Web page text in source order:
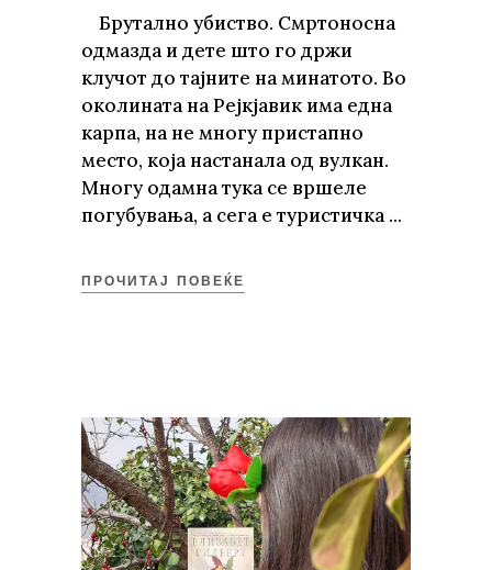
Брутално убиство. Смртоносна
одмазда и дете што го држи
клучот до тајните на минатото. Во
околината на Рејкјавик има една
карпа, на не многу пристапно
место, која настанала од вулкан.
Многу одамна тука се вршеле
погубувања, а сега е туристичка
ПРОЧИТАЈ ПОВЕЌЕ